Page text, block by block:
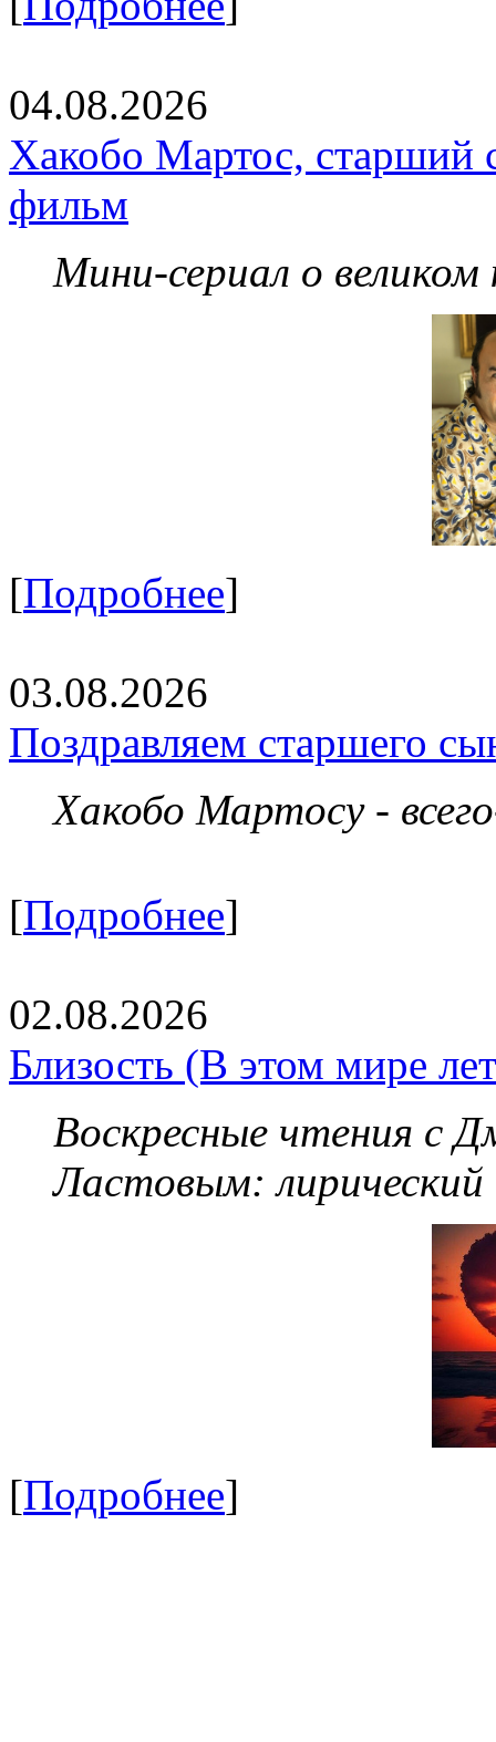
04.08.2026
Хакобо Мартос, старший
фильм
Мини-сериал о великом
[Подробнее]
03.08.2026
Поздравляем старшего
Хакобо Мартосу -
[Подробнее]
02.08.2026
Близость (В этом мире
Воскресные чтения с
Ластовым:
[Подробнее]